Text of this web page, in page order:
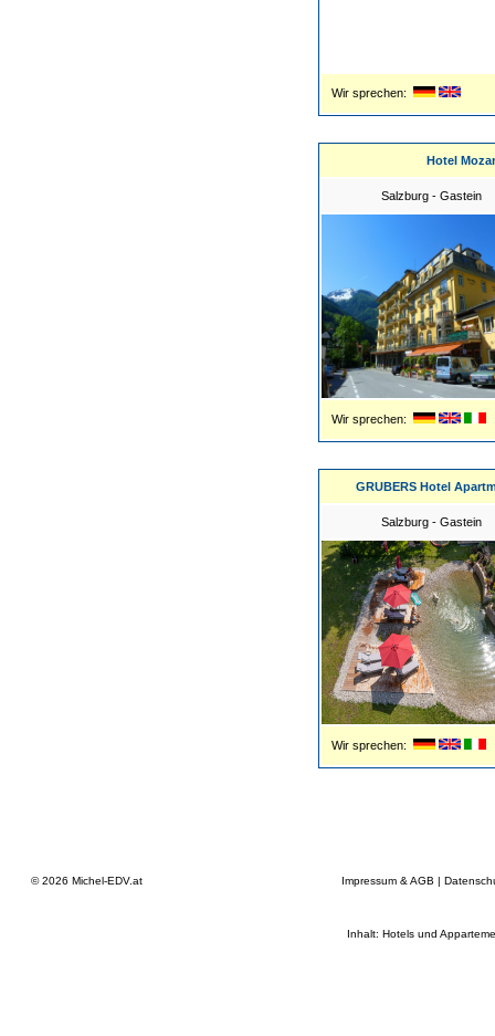
Wir sprechen:
Hotel
Salzburg - Gastein
Wir sprechen:
GRUBERS Hotel
Salzburg - Gastein
Wir sprechen:
© 2026 Michel-EDV.at Impressum & AGB |
Inhalt: Hotels und